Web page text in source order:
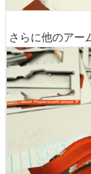
さらに他のア